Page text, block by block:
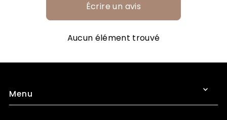
Écrire un avis
Aucun élément trouvé
Menu